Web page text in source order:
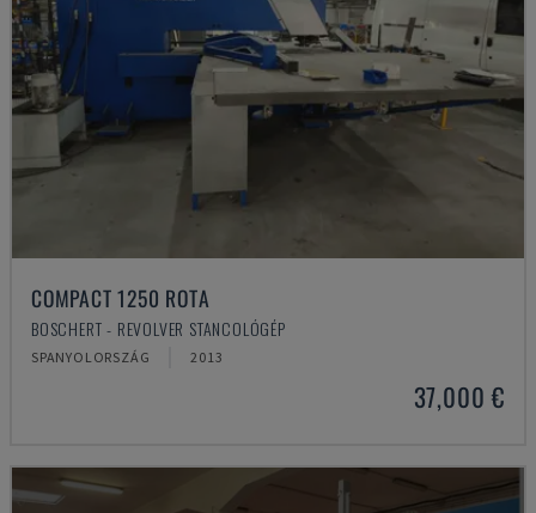
COMPACT 1250 ROTA
BOSCHERT - REVOLVER STANCOLÓGÉP
SPANYOLORSZÁG 2013
37,000 €